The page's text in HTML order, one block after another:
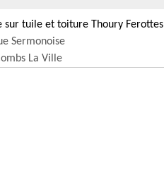
sur tuile et toiture Thoury Ferottes
Sermonoise
La Ville